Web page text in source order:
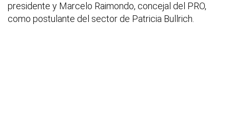
presidente y Marcelo Raimondo, concejal del PRO,
como postulante del sector de Patricia Bullrich.